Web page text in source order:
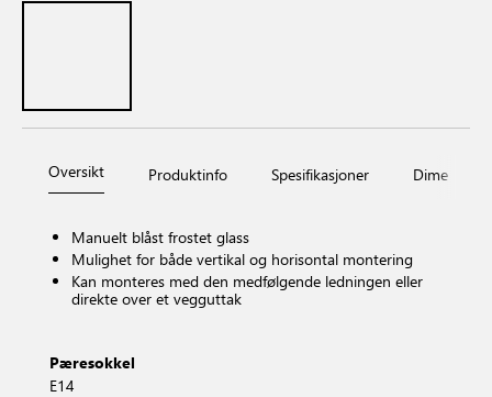
Oversikt Produktinfo Spesifikasjoner
Manuelt blåst frostet glass
Mulighet for både vertikal og horisontal montering
Kan monteres med den medfølgende ledningen eller
direkte over et vegguttak
Pæresokkel
E14